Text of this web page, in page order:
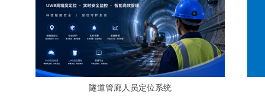
隧道管廊人员定位系统